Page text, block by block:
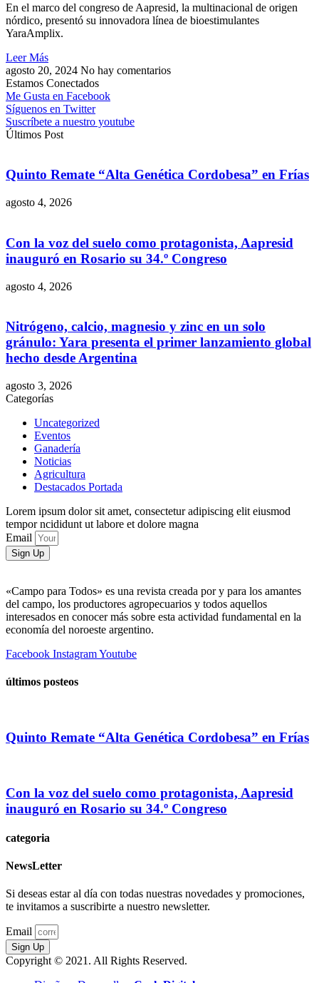
En el marco del congreso de Aapresid, la multinacional de origen
nórdico, presentó su innovadora línea de bioestimulantes
YaraAmplix.
Leer Más
agosto 20, 2024 No hay comentarios
Estamos Conectados
Me Gusta en Facebook
Síguenos en Twitter
Suscríbete a nuestro youtube
Últimos Post
Quinto Remate “Alta Genética Cordobesa” en Frías
agosto 4, 2026
Con la voz del suelo como protagonista, Aapresid
inauguró en Rosario su 34.º Congreso
agosto 4, 2026
Nitrógeno, calcio, magnesio y zinc en un solo
gránulo: Yara presenta el primer lanzamiento global
hecho desde Argentina
agosto 3, 2026
Categorías
Uncategorized
Eventos
Ganadería
Noticias
Agricultura
Destacados Portada
Lorem ipsum dolor sit amet, consectetur adipiscing elit eiusmod
tempor ncididunt ut labore et dolore magna
Email
Sign Up
«Campo para Todos» es una revista creada por y para los amantes
del campo, los productores agropecuarios y todos aquellos
interesados en conocer más sobre esta actividad fundamental en la
economía del noroeste argentino.
Facebook InstagramYoutube
últimos posteos
Quinto Remate “Alta Genética Cordobesa” en Frías
Con la voz del suelo como protagonista, Aapresid
inauguró en Rosario su 34.º Congreso
categoria
NewsLetter
Si deseas estar al día con todas nuestras novedades y promociones,
te invitamos a suscribirte a nuestro newsletter.
Email
Sign Up
Copyright © 2021. All Rights Reserved.